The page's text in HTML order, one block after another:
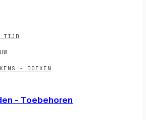
TIJD
- DOEKEN
- Toebehoren